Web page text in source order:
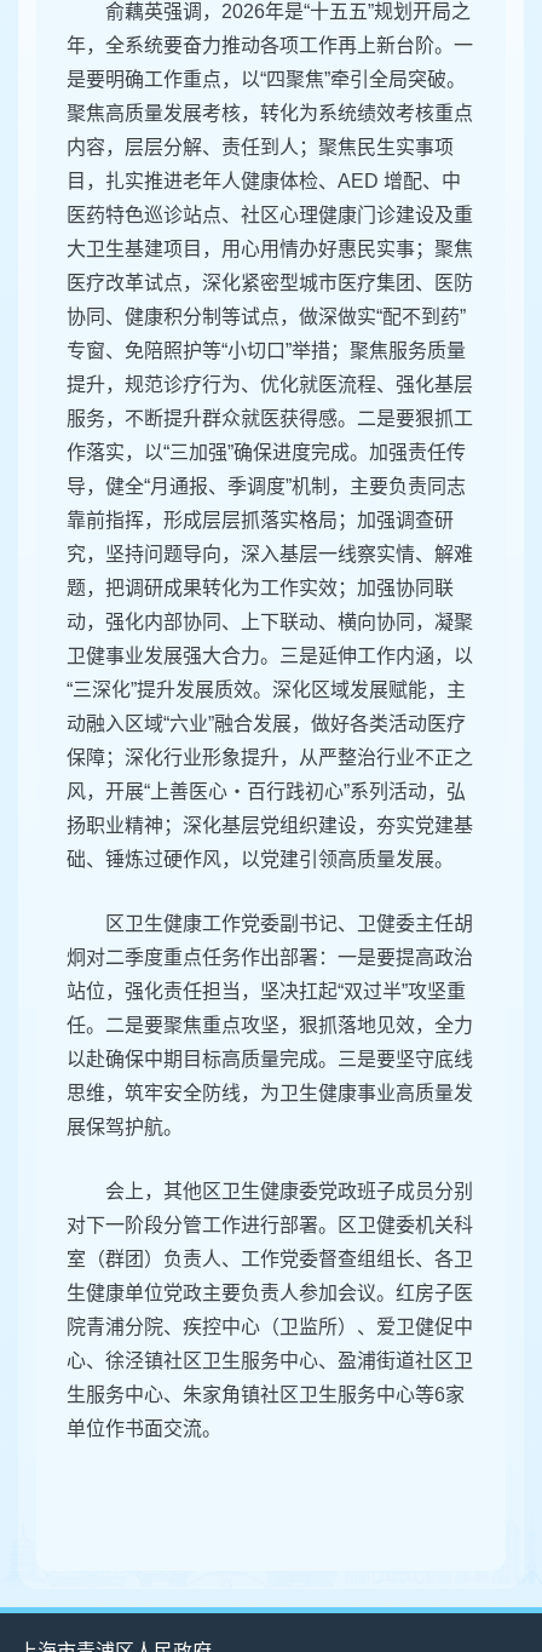
俞藕英强调，2026年是“十五五”规划开局之
年，全系统要奋力推动各项工作再上新台阶。一
是要明确工作重点，以“四聚焦”牵引全局突破。
聚焦高质量发展考核，转化为系统绩效考核重点
内容，层层分解、责任到人；聚焦民生实事项
目，扎实推进老年人健康体检、AED 增配、中
医药特色巡诊站点、社区心理健康门诊建设及重
大卫生基建项目，用心用情办好惠民实事；聚焦
医疗改革试点，深化紧密型城市医疗集团、医防
协同、健康积分制等试点，做深做实“配不到药”
专窗、免陪照护等“小切口”举措；聚焦服务质量
提升，规范诊疗行为、优化就医流程、强化基层
服务，不断提升群众就医获得感。二是要狠抓工
作落实，以“三加强”确保进度完成。加强责任传
导，健全“月通报、季调度”机制，主要负责同志
靠前指挥，形成层层抓落实格局；加强调查研
究，坚持问题导向，深入基层一线察实情、解难
题，把调研成果转化为工作实效；加强协同联
动，强化内部协同、上下联动、横向协同，凝聚
卫健事业发展强大合力。三是延伸工作内涵，以
“三深化”提升发展质效。深化区域发展赋能，主
动融入区域“六业”融合发展，做好各类活动医疗
保障；深化行业形象提升，从严整治行业不正之
风，开展“上善医心・百行践初心”系列活动，弘
扬职业精神；深化基层党组织建设，夯实党建基
础、锤炼过硬作风，以党建引领高质量发展。
区卫生健康工作党委副书记、卫健委主任胡
炯对二季度重点任务作出部署：一是要提高政治
站位，强化责任担当，坚决扛起“双过半”攻坚重
任。二是要聚焦重点攻坚，狠抓落地见效，全力
以赴确保中期目标高质量完成。三是要坚守底线
思维，筑牢安全防线，为卫生健康事业高质量发
展保驾护航。
会上，其他区卫生健康委党政班子成员分别
对下一阶段分管工作进行部署。区卫健委机关科
室（群团）负责人、工作党委督查组组长、各卫
生健康单位党政主要负责人参加会议。红房子医
院青浦分院、疾控中心（卫监所）、爱卫健促中
心、徐泾镇社区卫生服务中心、盈浦街道社区卫
生服务中心、朱家角镇社区卫生服务中心等6家
单位作书面交流。